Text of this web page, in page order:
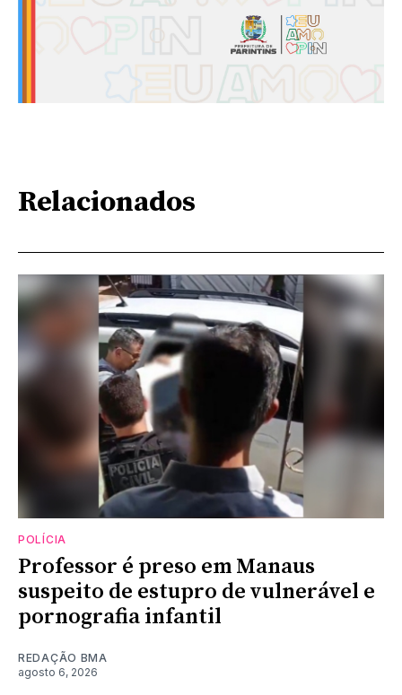
Relacionados
POLÍCIA
Professor é preso em Manaus
suspeito de estupro de vulnerável e
pornografia infantil
REDAÇÃO BMA
agosto 6, 2026